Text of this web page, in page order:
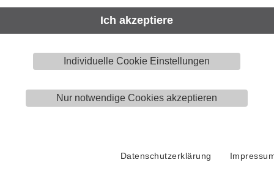
Ich akzeptiere
Individuelle Cookie Einstellungen
Nur notwendige Cookies akzeptieren
Datenschutzerklärung
Menge
Stück
Downloads